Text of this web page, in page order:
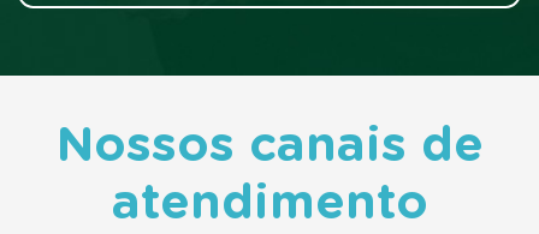
Nossos canais de
atendimento